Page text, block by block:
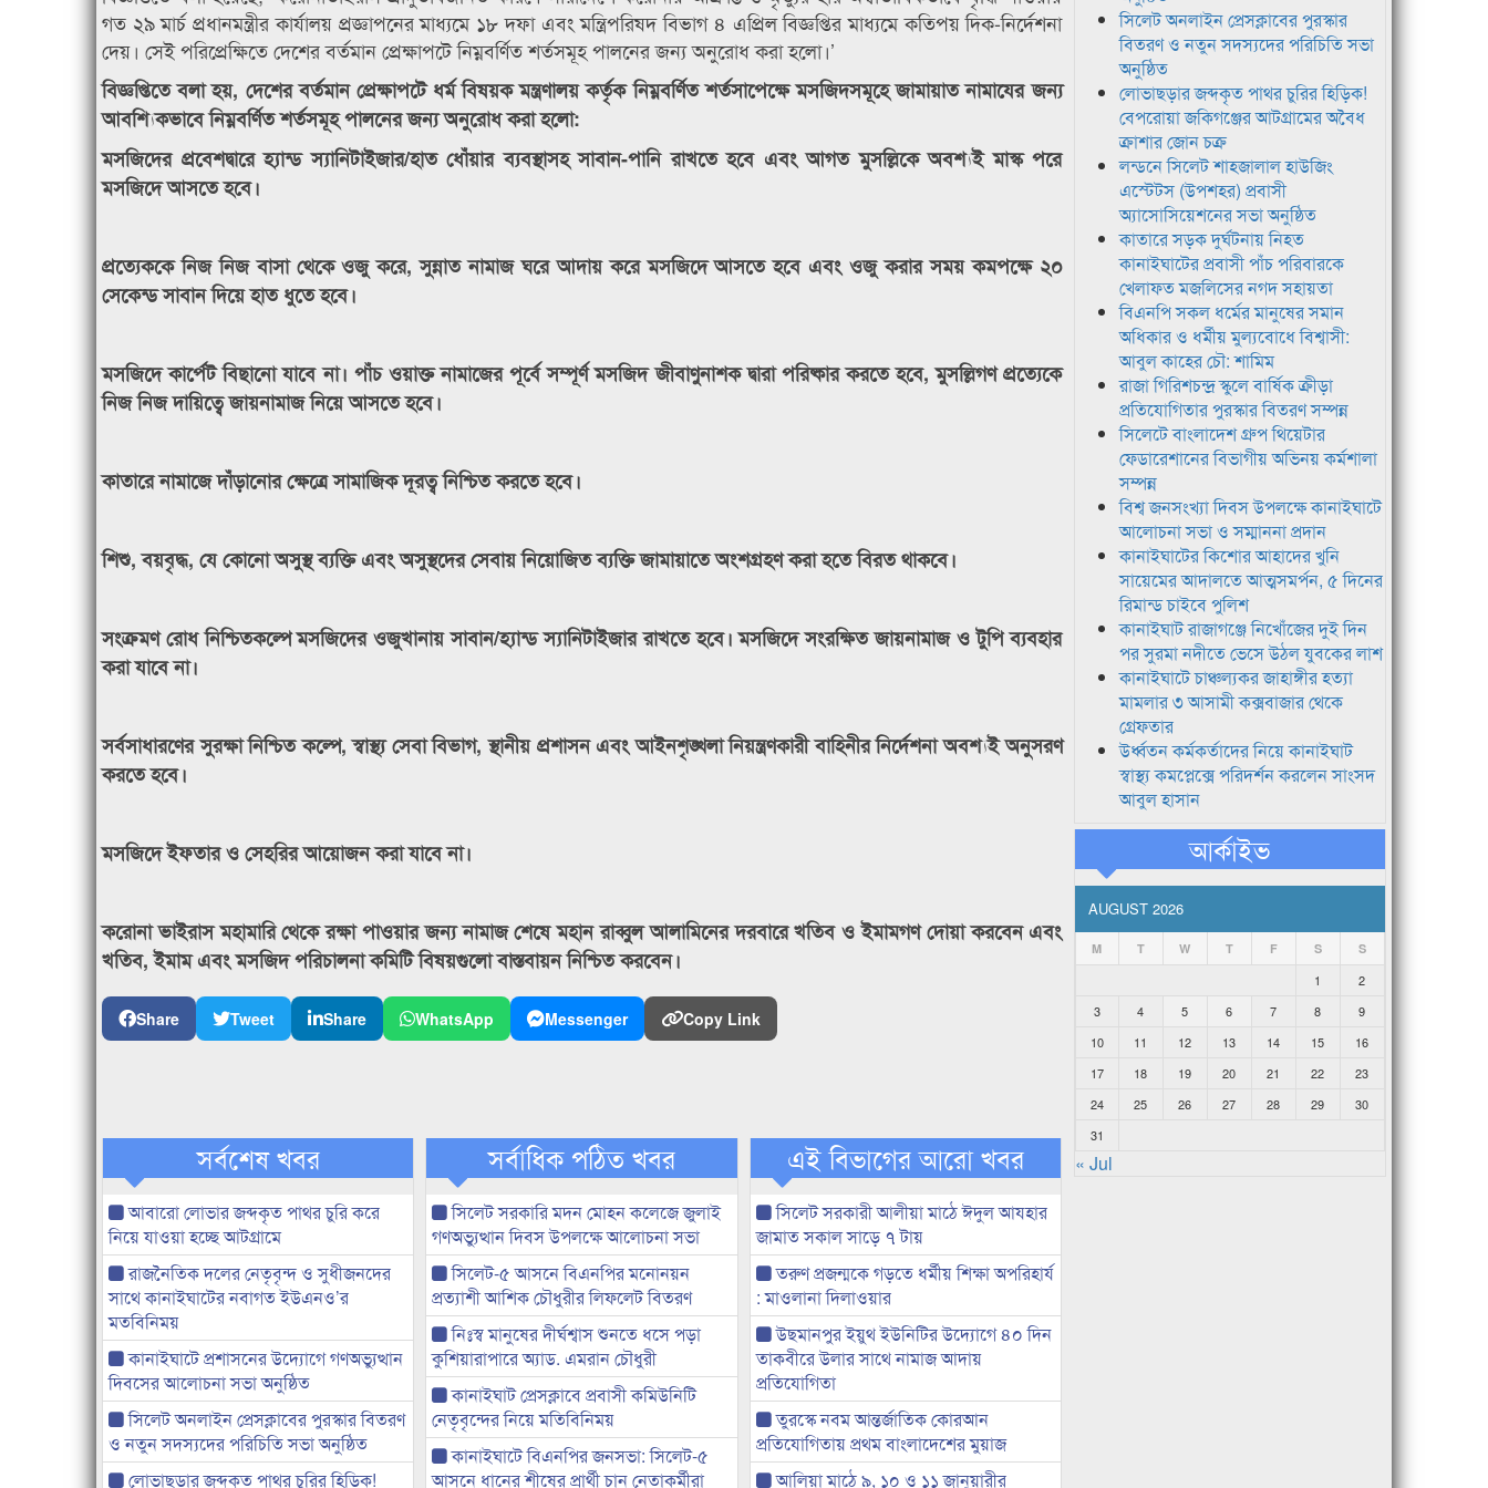
গত ২৯ মার্চ প্রধানমন্ত্রীর কার্যালয় প্রজ্ঞাপনের মাধ্যমে ১৮ দফা এবং মন্ত্রিপরিষদ বিভাগ ৪ এপ্রিল বিজ্ঞপ্তির মাধ্যমে কতিপয় দিক-নির্দেশনা
দেয়। সেই পরিপ্রেক্ষিতে দেশের বর্তমান প্রেক্ষাপটে নিম্নবর্ণিত শর্তসমূহ পালনের জন্য অনুরোধ করা হলো।’
বিজ্ঞপ্তিতে বলা হয়, দেশের বর্তমান প্রেক্ষাপটে ধর্ম বিষয়ক মন্ত্রণালয় কর্তৃক নিম্নবর্ণিত শর্তসাপেক্ষে মসজিদসমূহে জামায়াত নামাযের জন্য
আবশ্যিকভাবে নিম্নবর্ণিত শর্তসমূহ পালনের জন্য অনুরোধ করা হলো:
মসজিদের প্রবেশদ্বারে হ্যান্ড স্যানিটাইজার/হাত ধোঁয়ার ব্যবস্থাসহ সাবান-পানি রাখতে হবে এবং আগত মুসল্লিকে অবশ্যই মাস্ক পরে
মসজিদে আসতে হবে।
প্রত্যেককে নিজ নিজ বাসা থেকে ওজু করে, সুন্নাত নামাজ ঘরে আদায় করে মসজিদে আসতে হবে এবং ওজু করার সময় কমপক্ষে ২০
সেকেন্ড সাবান দিয়ে হাত ধুতে হবে।
মসজিদে কার্পেট বিছানো যাবে না। পাঁচ ওয়াক্ত নামাজের পূর্বে সম্পূর্ণ মসজিদ জীবাণুনাশক দ্বারা পরিষ্কার করতে হবে, মুসল্লিগণ প্রত্যেকে
নিজ নিজ দায়িত্বে জায়নামাজ নিয়ে আসতে হবে।
কাতারে নামাজে দাঁড়ানোর ক্ষেত্রে সামাজিক দূরত্ব নিশ্চিত করতে হবে।
শিশু, বয়বৃদ্ধ, যে কোনো অসুস্থ ব্যক্তি এবং অসুস্থদের সেবায় নিয়োজিত ব্যক্তি জামায়াতে অংশগ্রহণ করা হতে বিরত থাকবে।
সংক্রমণ রোধ নিশ্চিতকল্পে মসজিদের ওজুখানায় সাবান/হ্যান্ড স্যানিটাইজার রাখতে হবে। মসজিদে সংরক্ষিত জায়নামাজ ও টুপি ব্যবহার
করা যাবে না।
সর্বসাধারণের সুরক্ষা নিশ্চিত কল্পে, স্বাস্থ্য সেবা বিভাগ, স্থানীয় প্রশাসন এবং আইনশৃঙ্খলা নিয়ন্ত্রণকারী বাহিনীর নির্দেশনা অবশ্যই অনুসরণ
করতে হবে।
মসজিদে ইফতার ও সেহরির আয়োজন করা যাবে না।
করোনা ভাইরাস মহামারি থেকে রক্ষা পাওয়ার জন্য নামাজ শেষে মহান রাব্বুল আলামিনের দরবারে খতিব ও ইমামগণ দোয়া করবেন এবং
খতিব, ইমাম এবং মসজিদ পরিচালনা কমিটি বিষয়গুলো বাস্তবায়ন নিশ্চিত করবেন।
Share Tweet Share WhatsApp Messenger Copy Link
সর্বশেষ খবর
আবারো লোভার জব্দকৃত পাথর চুরি করে
নিয়ে যাওয়া হচ্ছে আটগ্রামে
রাজনৈতিক দলের নেতৃবৃন্দ ও সুধীজনদের
সাথে কানাইঘাটের নবাগত ইউএনও’র
মতবিনিময়
কানাইঘাটে প্রশাসনের উদ্যোগে গণঅভ্যুত্থান
দিবসের আলোচনা সভা অনুষ্ঠিত
সিলেট অনলাইন প্রেসক্লাবের পুরস্কার বিতরণ
ও নতুন সদস্যদের পরিচিতি সভা অনুষ্ঠিত
লোভাছড়ার জব্দকৃত পাথর চুরির হিড়িক!
সর্বাধিক পঠিত খবর
সিলেট সরকারি মদন মোহন কলেজে জুলাই
গণঅভ্যুত্থান দিবস উপলক্ষে আলোচনা সভা
সিলেট-৫ আসনে বিএনপির মনোনয়ন
প্রত্যাশী আশিক চৌধুরীর লিফলেট বিতরণ
নিঃস্ব মানুষের দীর্ঘশ্বাস শুনতে ধসে পড়া
কুশিয়ারাপারে অ্যাড. এমরান চৌধুরী
কানাইঘাট প্রেসক্লাবে প্রবাসী কমিউনিটি
নেতৃবৃন্দের নিয়ে মতিবিনিময়
কানাইঘাটে বিএনপির জনসভা: সিলেট-৫
আসনে ধানের শীষের প্রার্থী চান নেতাকর্মীরা
এই বিভাগের আরো খবর
সিলেট সরকারী আলীয়া মাঠে ঈদুল আযহার
জামাত সকাল সাড়ে ৭ টায়
তরুণ প্রজন্মকে গড়তে ধর্মীয় শিক্ষা অপরিহার্য
: মাওলানা দিলাওয়ার
উছমানপুর ইয়ুথ ইউনিটির উদ্যোগে ৪০ দিন
তাকবীরে উলার সাথে নামাজ আদায়
প্রতিযোগিতা
তুরস্কে নবম আন্তর্জাতিক কোরআন
প্রতিযোগিতায় প্রথম বাংলাদেশের মুয়াজ
আলিয়া মাঠে ৯, ১০ ও ১১ জানুয়ারীর
সিলেট অনলাইন প্রেসক্লাবের পুরস্কার
বিতরণ ও নতুন সদস্যদের পরিচিতি সভা
অনুষ্ঠিত
লোভাছড়ার জব্দকৃত পাথর চুরির হিড়িক!
বেপরোয়া জকিগঞ্জের আটগ্রামের অবৈধ
ক্রাশার জোন চক্র
লন্ডনে সিলেট শাহজালাল হাউজিং
এস্টেটস (উপশহর) প্রবাসী
অ্যাসোসিয়েশনের সভা অনুষ্ঠিত
কাতারে সড়ক দুর্ঘটনায় নিহত
কানাইঘাটের প্রবাসী পাঁচ পরিবারকে
খেলাফত মজলিসের নগদ সহায়তা
বিএনপি সকল ধর্মের মানুষের সমান
অধিকার ও ধর্মীয় মুল্যবোধে বিশ্বাসী:
আবুল কাহের চৌ: শামিম
রাজা গিরিশচন্দ্র স্কুলে বার্ষিক ক্রীড়া
প্রতিযোগিতার পুরস্কার বিতরণ সম্পন্ন
সিলেটে বাংলাদেশ গ্রুপ থিয়েটার
ফেডারেশানের বিভাগীয় অভিনয় কর্মশালা
সম্পন্ন
বিশ্ব জনসংখ্যা দিবস উপলক্ষে কানাইঘাটে
আলোচনা সভা ও সম্মাননা প্রদান
কানাইঘাটের কিশোর আহাদের খুনি
সায়েমের আদালতে আত্মসমর্পন, ৫ দিনের
রিমান্ড চাইবে পুলিশ
কানাইঘাট রাজাগঞ্জে নিখোঁজের দুই দিন
পর সুরমা নদীতে ভেসে উঠল যুবকের লাশ
কানাইঘাটে চাঞ্চল্যকর জাহাঙ্গীর হত্যা
মামলার ৩ আসামী কক্সবাজার থেকে
গ্রেফতার
উর্ধ্বতন কর্মকর্তাদের নিয়ে কানাইঘাট
স্বাস্থ্য কমপ্লেক্সে পরিদর্শন করলেন সাংসদ
আবুল হাসান
আর্কাইভ
AUGUST 2026
M T W T F S S
1
2
3
4 5 6 7 8
9
10
11 12 13 14 15
16
17
18 19 20 21 22
23
24
25 26 27 28 29
30
31
« Jul